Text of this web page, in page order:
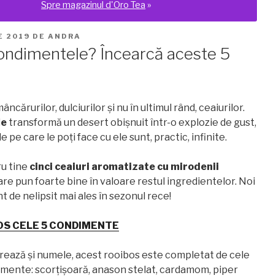
Spre magazinul d'Oro Tea »
2019 DE ANDRA
Încearcă aceste 5
dulciurilor și nu în ultimul rând, ceaiurilor.
transformă un desert obișnuit într-o explozie de gust,
pe care le poți face cu ele sunt, practic, infinite.
tine cinci ceaiuri aromatizate cu mirodenii
pun foarte bine în valoare restul ingredientelor. Noi
de nelipsit mai ales în sezonul rece!
CELE 5 CONDIMENTE
și numele, acest rooibos este completat de cele
scorțișoară, anason stelat, cardamom, piper